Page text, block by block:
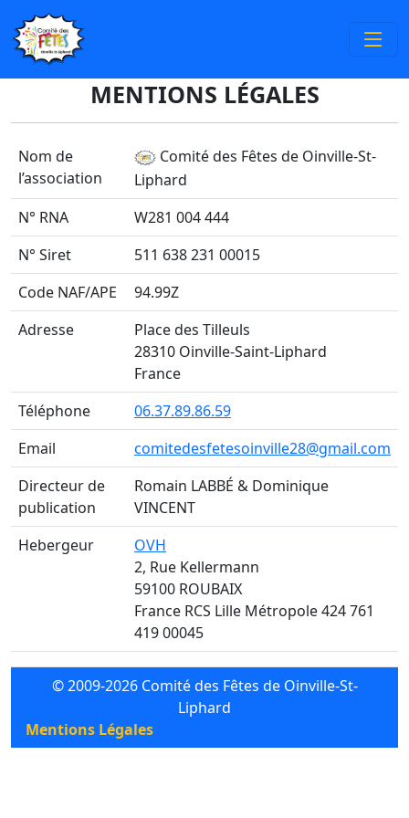
MENTIONS LÉGALES
Nom de
l’association
Comité des Fêtes de Oinville-St-
Liphard
N° RNA
W281 004 444
N° Siret
511 638 231 00015
Code NAF/APE
94.99Z
Adresse
Place des Tilleuls
28310 Oinville-Saint-Liphard
France
Téléphone
06.37.89.86.59
Email
moc.liamg@82ellivniosetefsedetimoc
Directeur de
publication
Romain LABBÉ & Dominique
VINCENT
Hebergeur
OVH
2, Rue Kellermann
59100 ROUBAIX
France RCS Lille Métropole 424 761
419 00045
© 2009-2026 Comité des Fêtes de Oinville-St-
Liphard
Mentions Légales